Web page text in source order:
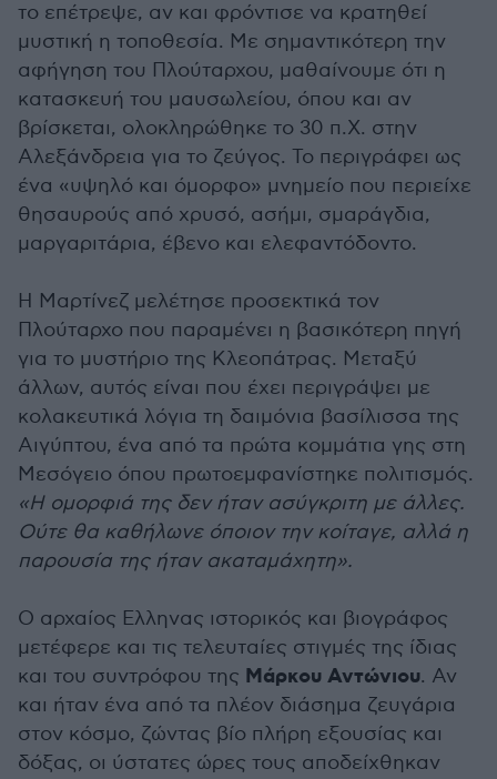
το επέτρεψε, αν και φρόντισε να κρατηθεί
μυστική η τοποθεσία. Με σημαντικότερη την
αφήγηση του Πλούταρχου, μαθαίνουμε ότι η
κατασκευή του μαυσωλείου, όπου και αν
βρίσκεται, ολοκληρώθηκε το 30 π.Χ. στην
Αλεξάνδρεια για το ζεύγος. Το περιγράφει ως
ένα «υψηλό και όμορφο» μνημείο που περιείχε
θησαυρούς από χρυσό, ασήμι, σμαράγδια,
μαργαριτάρια, έβενο και ελεφαντόδοντο.
Η Μαρτίνεζ μελέτησε προσεκτικά τον
Πλούταρχο που παραμένει η βασικότερη πηγή
για το μυστήριο της Κλεοπάτρας. Μεταξύ
άλλων, αυτός είναι που έχει περιγράψει με
κολακευτικά λόγια τη δαιμόνια βασίλισσα της
Αιγύπτου, ένα από τα πρώτα κομμάτια γης στη
Μεσόγειο όπου πρωτοεμφανίστηκε πολιτισμός.
«Η ομορφιά της δεν ήταν ασύγκριτη με άλλες.
Ούτε θα καθήλωνε όποιον την κοίταγε, αλλά η
παρουσία της ήταν ακαταμάχητη».
Ο αρχαίος Ελληνας ιστορικός και βιογράφος
μετέφερε και τις τελευταίες στιγμές της ίδιας
και του συντρόφου της Μάρκου Αντώνιου. Αν
και ήταν ένα από τα πλέον διάσημα ζευγάρια
στον κόσμο, ζώντας βίο πλήρη εξουσίας και
δόξας, οι ύστατες ώρες τους αποδείχθηκαν